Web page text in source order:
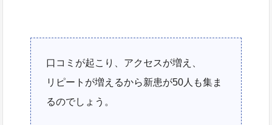
口コミが起こり、アクセスが増え、
リピートが増えるから新患が50人も集ま
るのでしょう。